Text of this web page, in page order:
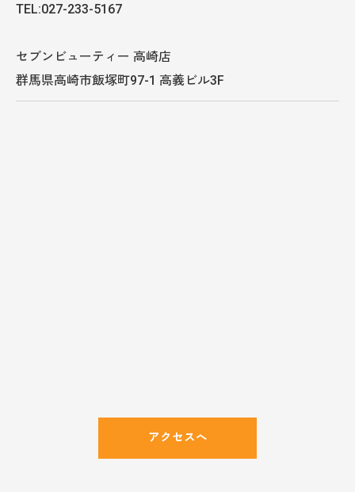
TEL:027-233-5167
セブンビューティー 高崎店
群馬県高崎市飯塚町97-1 高義ビル3F
アクセスへ